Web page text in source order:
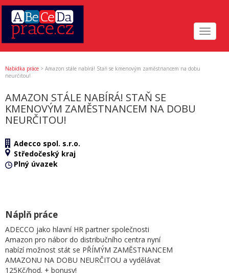
Toggle
Nabídka práce > Amazon stále nabírá! Staň se kmenovým zaměstnancem na dobu
neurčitou!
AMAZON STÁLE NABÍRÁ! STAŇ SE
KMENOVÝM ZAMĚSTNANCEM NA DOBU
NEURČITOU!
Adecco spol. s.r.o.
Středočeský kraj
Plný úvazek
Náplň práce
ADECCO jako hlavní HR partner společnosti
Amazon pro nábor do distribučního centra nyní
nabízí možnost stát se PŘÍMÝM ZAMĚSTNANCEM
AMAZONU NA DOBU NEURČITOU a vydělávat
125Kč/hod. + bonusy!